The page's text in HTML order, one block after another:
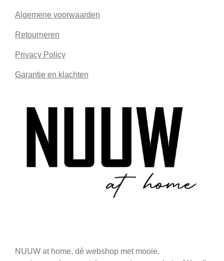
Algemene voorwaarden
Retourneren
Privacy Policy
Garantie en klachten
NUUW at home, dé webshop met mooie,